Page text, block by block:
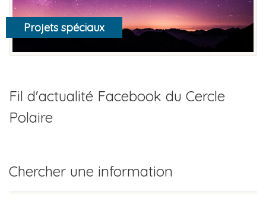
Projets spéciaux
En savoir plus
Fil d'actualité Facebook du Cercle
Polaire
Chercher une information